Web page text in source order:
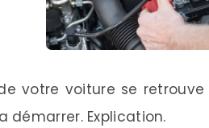
votre voiture se
démarrer. Explication.